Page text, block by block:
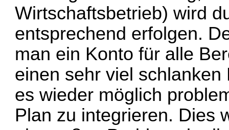
Wirtschaftsbetrieb) wird
entsprechend erfolgen.
man ein Konto für alle
einen sehr viel
es wieder möglich
Plan zu integrieren. Dies